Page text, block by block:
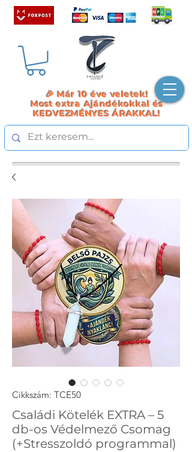
🎉 Már 10 éve veletek!
Most extra Ajándékokkal és
KEDVEZMÉNYES ÁRAKKAL!
Cikkszám: TCE50
Családi Kötelék EXTRA – 5
db-os Védelmező Csomag
(+Stresszoldó programmal)